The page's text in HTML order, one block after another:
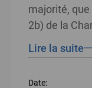
majorité, que
2b) de la
Lire la suite
Date: